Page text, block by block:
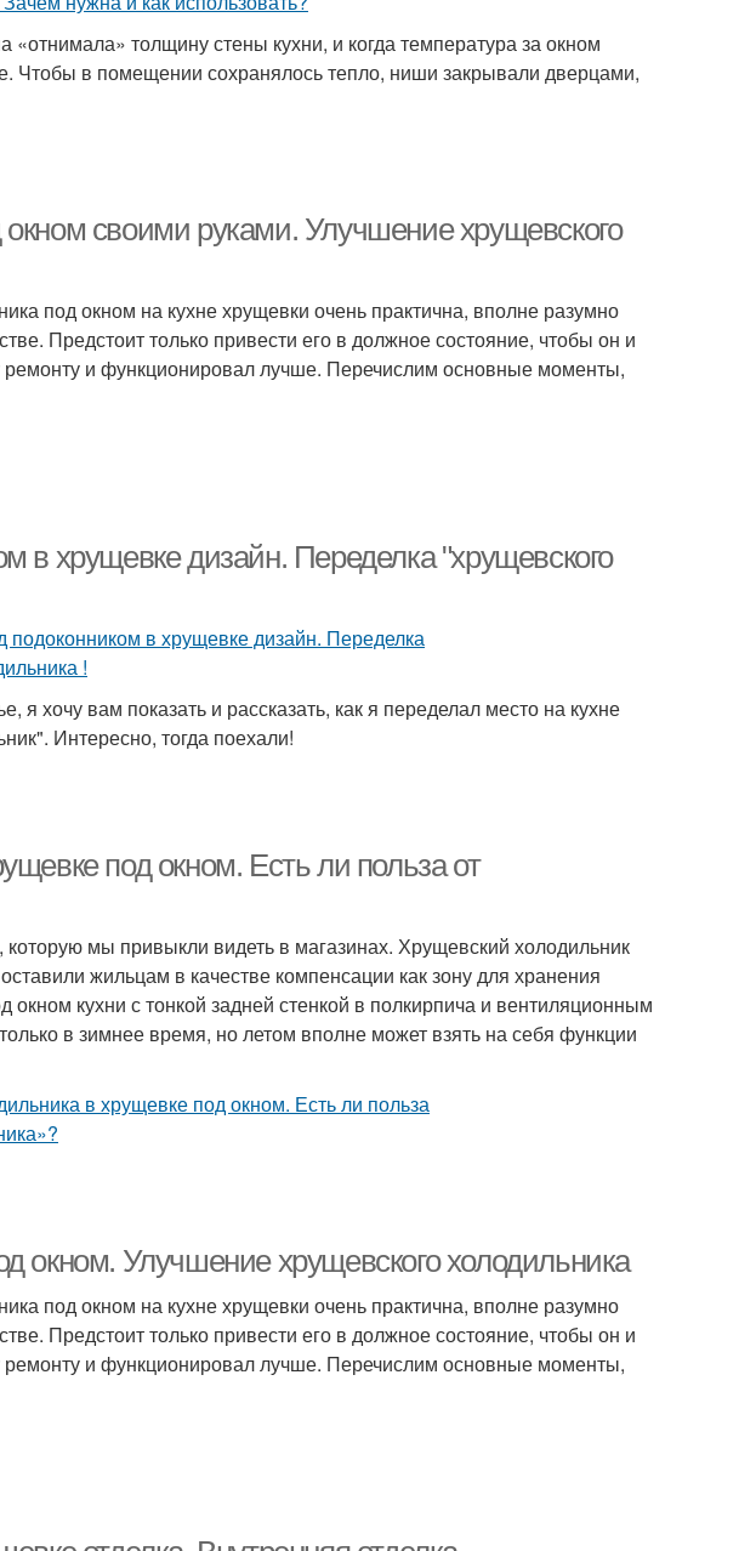
толщину стены кухни, и когда температура за окном
Чтобы в помещении сохранялось тепло, ниши закрывали дверцами,
своими руками. Улучшение хрущевского
под окном на кухне хрущевки очень практична, вполне разумно
Предстоит только привести его в должное состояние, чтобы он и
и функционировал лучше. Перечислим основные моменты,
в хрущевке дизайн. Переделка "хрущевского
я хочу вам показать и рассказать, как я переделал место на кухне
Интересно, тогда поехали!
под окном. Есть ли польза от
которую мы привыкли видеть в магазинах. Хрущевский холодильник
жильцам в качестве компенсации как зону для хранения
кухни с тонкой задней стенкой в полкирпича и вентиляционным
в зимнее время, но летом вполне может взять на себя функции
окном. Улучшение хрущевского холодильника
под окном на кухне хрущевки очень практична, вполне разумно
Предстоит только привести его в должное состояние, чтобы он и
и функционировал лучше. Перечислим основные моменты,